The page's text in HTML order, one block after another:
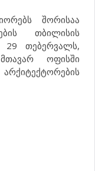
შორისაა
თბილისის
თებერვალს,
ოფისში